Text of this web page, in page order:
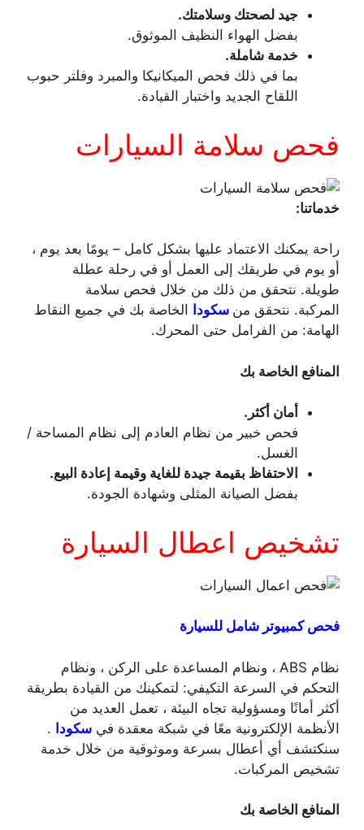
جيد لصحتك وسلامتك.
بفضل الهواء النظيف الموثوق.
خدمة شاملة.
بما في ذلك فحص الميكانيكا والمبرد وفلتر حبوب
اللقاح الجديد واختبار القيادة.
فحص سلامة السيارات
خدماتنا:
راحة يمكنك الاعتماد عليها بشكل كامل – يومًا بعد يوم ،
أو يوم في طريقك إلى العمل أو في رحلة عطلة
طويلة. نتحقق من ذلك من خلال فحص سلامة
المركبة. نتحقق من سكودا
الخاصة بك في جميع النقاط
الهامة: من الفرامل حتى المحرك.
المنافع الخاصة بك
أمان أكثر.
فحص خبير من نظام العادم إلى نظام المساحة /
الغسل.
الاحتفاظ بقيمة جيدة للغاية وقيمة إعادة البيع.
بفضل الصيانة المثلى وشهادة الجودة.
تشخيص اعطال السيارة
فحص كمبيوتر شامل للسيارة
نظام ABS ، ونظام المساعدة على الركن ، ونظام
التحكم في السرعة التكيفي: لتمكينك من القيادة بطريقة
أكثر أمانًا ومسؤولية تجاه البيئة ، تعمل العديد من
الأنظمة الإلكترونية معًا في شبكة معقدة في سكودا .
سنكتشف أي أعطال بسرعة وموثوقية من خلال خدمة
تشخيص المركبات.
المنافع الخاصة بك